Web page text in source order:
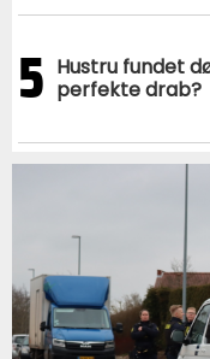
5 Hustru fundet
perfekte drab?